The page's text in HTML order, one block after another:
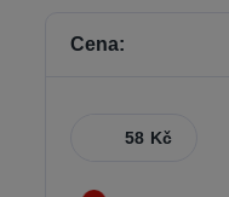
Cena:
Kč